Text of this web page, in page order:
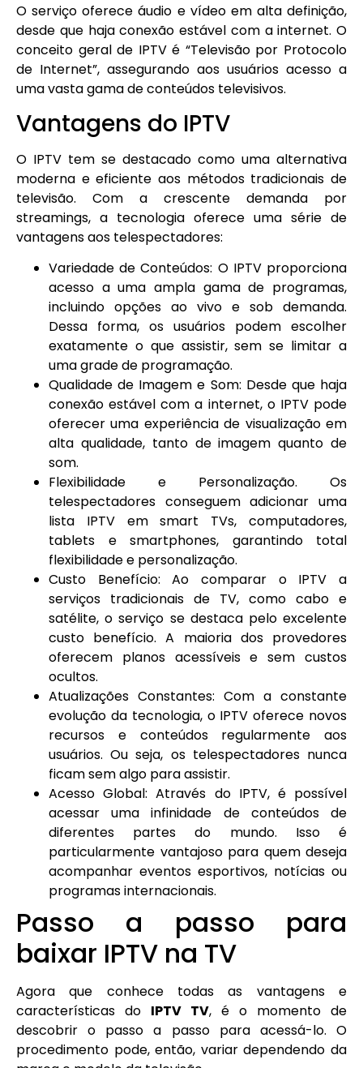
O serviço oferece áudio e vídeo em alta definição,
desde que haja conexão estável com a internet. O
conceito geral de IPTV é “Televisão por Protocolo
de Internet”, assegurando aos usuários acesso a
uma vasta gama de conteúdos televisivos.
Vantagens do IPTV
O IPTV tem se destacado como uma alternativa
moderna e eficiente aos métodos tradicionais de
televisão. Com a crescente demanda por
streamings, a tecnologia oferece uma série de
vantagens aos telespectadores:
Variedade de Conteúdos: O IPTV proporciona
acesso a uma ampla gama de programas,
incluindo opções ao vivo e sob demanda.
Dessa forma, os usuários podem escolher
exatamente o que assistir, sem se limitar a
uma grade de programação.
Qualidade de Imagem e Som: Desde que haja
conexão estável com a internet, o IPTV pode
oferecer uma experiência de visualização em
alta qualidade, tanto de imagem quanto de
som.
Flexibilidade e Personalização. Os
telespectadores conseguem adicionar uma
lista IPTV em smart TVs, computadores,
tablets e smartphones, garantindo total
flexibilidade e personalização.
Custo Benefício: Ao comparar o IPTV a
serviços tradicionais de TV, como cabo e
satélite, o serviço se destaca pelo excelente
custo benefício. A maioria dos provedores
oferecem planos acessíveis e sem custos
ocultos.
Atualizações Constantes: Com a constante
evolução da tecnologia, o IPTV oferece novos
recursos e conteúdos regularmente aos
usuários. Ou seja, os telespectadores nunca
ficam sem algo para assistir.
Acesso Global: Através do IPTV, é possível
acessar uma infinidade de conteúdos de
diferentes partes do mundo. Isso é
particularmente vantajoso para quem deseja
acompanhar eventos esportivos, notícias ou
programas internacionais.
Passo a passo para
baixar IPTV na TV
Agora que conhece todas as vantagens e
características do IPTV TV, é o momento de
descobrir o passo a passo para acessá-lo. O
procedimento pode, então, variar dependendo da